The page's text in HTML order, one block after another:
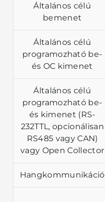
Általános célú
bemenet
Általános célú
programozható be-
és OC kimenet
Általános célú
programozható be-
és kimenet (RS-
232TTL, opcionálisan
RS485 vagy CAN)
vagy Open Collector
Hangkommunikáció